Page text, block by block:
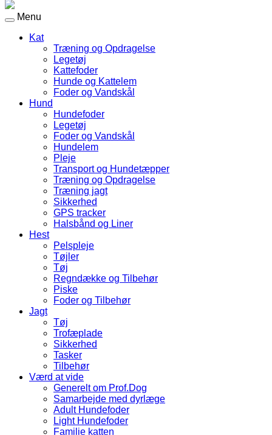
Menu
Kat
Træning og Opdragelse
Legetøj
Kattefoder
Hunde og Kattelem
Foder og Vandskål
Hund
Hundefoder
Legetøj
Foder og Vandskål
Hundelem
Pleje
Transport og Hundetæpper
Træning og Opdragelse
Træning jagt
Sikkerhed
GPS tracker
Halsbånd og Liner
Hest
Pelspleje
Tøjler
Tøj
Regndække og Tilbehør
Piske
Foder og Tilbehør
Jagt
Tøj
Trofæplade
Sikkerhed
Tasker
Tilbehør
Værd at vide
Generelt om Prof.Dog
Samarbejde med dyrlæge
Adult Hundefoder
Light Hundefoder
Familie katten